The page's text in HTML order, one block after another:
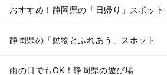
おすすめ！静岡県の「日帰り」スポット
静岡県の「動物とふれあう」スポット
雨の日でもOK！静岡県の遊び場